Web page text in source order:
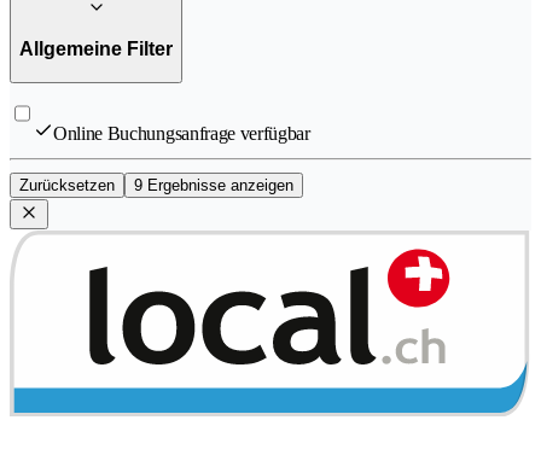
Allgemeine Filter
Online Buchungsanfrage verfügbar
Zurücksetzen 9 Ergebnisse anzeigen